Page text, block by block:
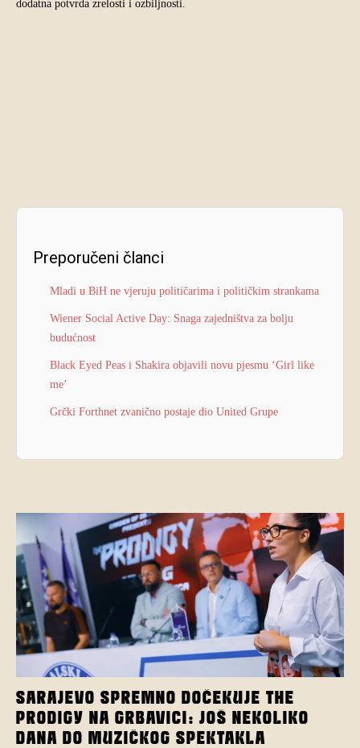
dodatna potvrda zrelosti i ozbiljnosti.
Preporučeni članci
Mladi u BiH ne vjeruju političarima i političkim strankama
Wiener Social Active Day: Snaga zajedništva za bolju
budućnost
Black Eyed Peas i Shakira objavili novu pjesmu ‘Girl like
me’
Grčki Forthnet zvanično postaje dio United Grupe
SARAJEVO SPREMNO DOČEKUJE THE
PRODIGY NA GRBAVICI: JOŠ NEKOLIKO
DANA DO MUZIČKOG SPEKTAKLA